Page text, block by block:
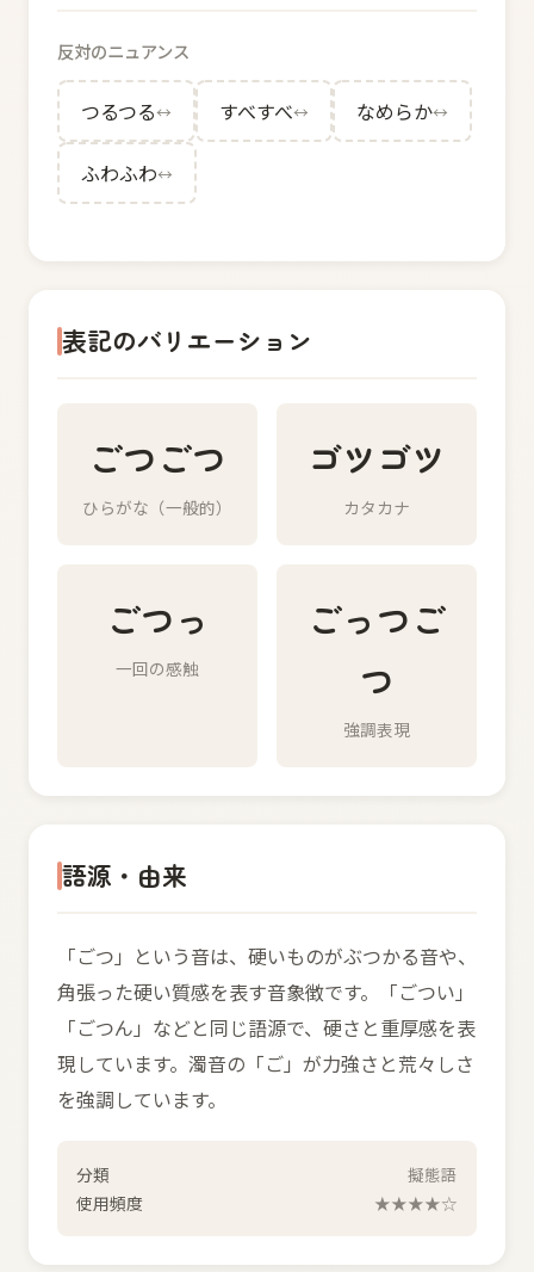
反対のニュアンス
つるつる↔ すべすべ↔ なめらか↔
ふわふわ↔
表記のバリエーション
ごつごつ
ひらがな（一般的）
ゴツゴツ
カタカナ
ごつっ
一回の感触
ごっつご
つ
強調表現
語源・由来
「ごつ」という音は、硬いものがぶつかる音や、
角張った硬い質感を表す音象徴です。「ごつい」
「ごつん」などと同じ語源で、硬さと重厚感を表
現しています。濁音の「ご」が力強さと荒々しさ
を強調しています。
分類
擬態語
使用頻度
★★★★☆